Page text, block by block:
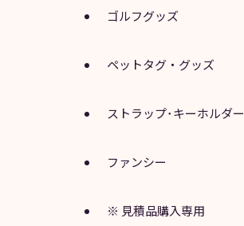
ゴルフグッズ
ペットタグ・グッズ
ストラップ･キーホルダー
ファンシー
※ 見積品購入専用